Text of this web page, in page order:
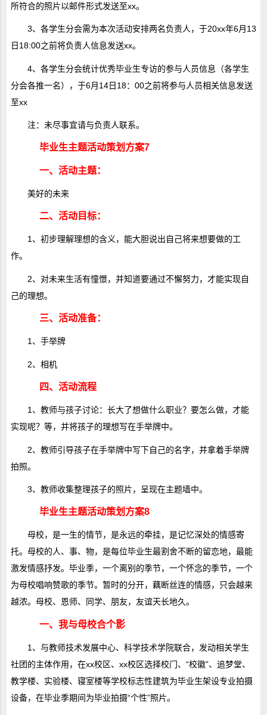
所符合的照片以邮件形式发送至xx。
3、各学生分会需为本次活动安排两名负责人，于20xx年6月13
日18:00之前将负责人信息发送xx。
4、各学生分会统计优秀毕业生专访的参与人员信息（各学生
分会各推一名），于6月14日18：00之前将参与人员相关信息发送
至xx
注：未尽事宜请与负责人联系。
毕业生主题活动策划方案7
一、活动主题：
美好的未来
二、活动目标：
1、初步理解理想的含义，能大胆说出自己将来想要做的工
作。
2、对未来生活有憧憬，并知道要通过不懈努力，才能实现自
己的理想。
三、活动准备：
1、手举牌
2、相机
四、活动流程
1、教师与孩子讨论：长大了想做什么职业？要怎么做，才能
实现呢？等，并将孩子的理想写在手举牌中。
2、教师引导孩子在手举牌中写下自己的名字，并拿着手举牌
拍照。
3、教师收集整理孩子的照片，呈现在主题墙中。
毕业生主题活动策划方案8
母校，是一生的情节，是永远的牵挂，是记忆深处的情感寄
托。母校的人、事、物，是每位毕业生最割舍不断的留恋地，最能
激发情感抒发。毕业季，一个离别的季节，一个怀念的季节，一个
为母校唱响赞歌的季节。暂时的分开，藕断丝连的情感，只会越来
越浓。母校、恩师、同学、朋友，友谊天长地久。
一、我与母校合个影
1、与教师技术发展中心、科学技术学院联合，发动相关学生
社团的主体作用，在xx校区、xx校区选择校门、“校徽”、追梦堂、
教学楼、实验楼、寝室楼等学校标志性建筑为毕业生架设专业拍摄
设备，在毕业季期间为毕业拍摄“个性”照片。